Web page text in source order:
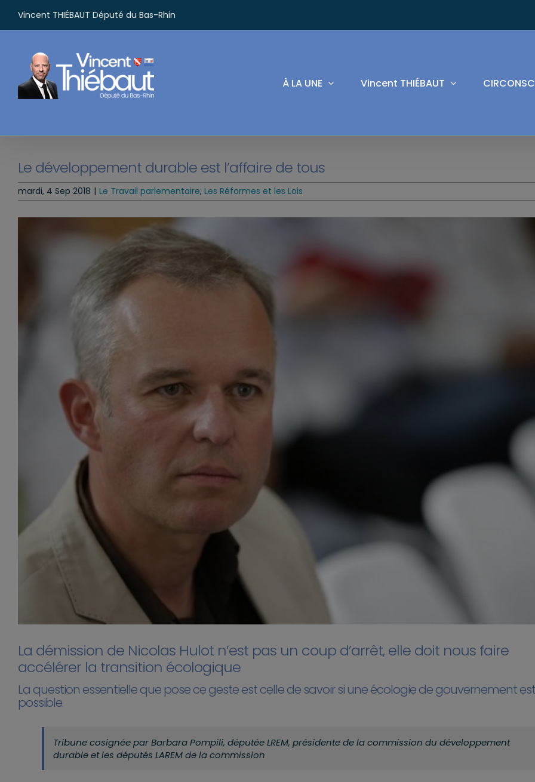
contenu
Vincent THIÉBAUT Député du Bas-Rhin
À LA UNE Vincent THIÉBAUT
Le développement durable est l’affaire de tous
mardi, 4 Sep 2018 | Le Travail parlementaire, Les Réformes et les Lois
La démission de Nicolas Hulot n’est pas un coup d’arrêt, elle doit nous faire
accélérer la transition écologique
La question essentielle que pose ce geste est celle de savoir si une écologie de gouvernement est
possible.
Tribune cosignée par Barbara Pompili, députée LREM, présidente de la commission du développement
durable et les députés LAREM de la commission